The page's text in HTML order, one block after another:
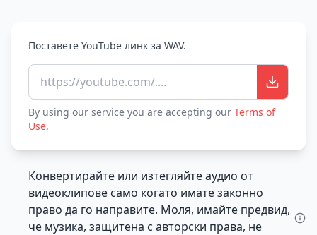
Поставете YouTube линк за WAV.
https://youtube.com/....
By using our service you are accepting our Terms of
Use.
Конвертирайте или изтегляйте аудио от
видеоклипове само когато имате законно
право да го направите. Моля, имайте предвид,
че музика, защитена с авторски права, не